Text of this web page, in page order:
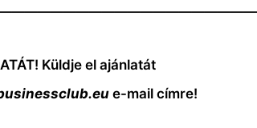
Küldje el ajánlatát
e-mail címre!